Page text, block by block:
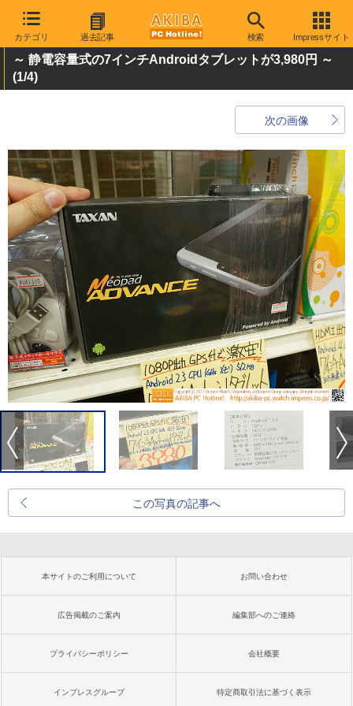
カテゴリ 過去記事 検索 Impressサイト
～ 静電容量式の7インチAndroidタブレットが3,980円 ～
(1/4)
次の画像
この写真の記事へ
本サイトのご利用について お問い合わせ
広告掲載のご案内 編集部へのご連絡
プライバシーポリシー 会社概要
インプレスグループ 特定商取引法に基づく表示